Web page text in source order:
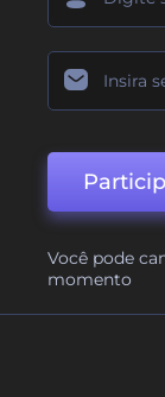
Você pode
momento